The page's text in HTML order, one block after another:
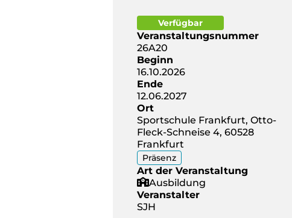
Verfügbar
Veranstaltungsnummer
26A20
Beginn
16.10.2026
Ende
12.06.2027
Ort
Sportschule Frankfurt, Otto-
Fleck-Schneise 4, 60528
Frankfurt
Präsenz
Art der Veranstaltung
Ausbildung
Veranstalter
SJH